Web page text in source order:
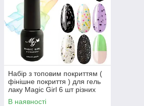
Набір з топовим покриттям (
фінішне покриття ) для гель
лаку Magic Girl 6 шт різних
В наявності